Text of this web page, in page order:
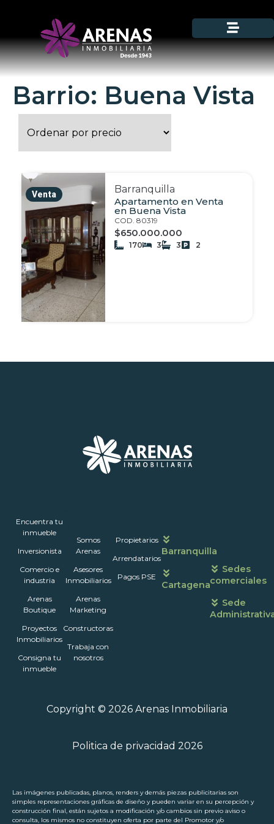
Barrio: Buena Vista
Venta
Barranquilla
Apartamento en Venta
en Buena Vista
COD. 80319
$650.000.000
170 3 3 2
Encuentra tu
inmueble
Inversionista
Comercio e
industria
Arenas
Boutique
Proyectos
Inmobiliarios
Consigna tu
inmueble
Somos
Arenas
Asesores
Inmobiliarios
Arenas
Marketing
Constructoras
Trabaja con
nosotros
Propietarios
Arrendatarios
Pagos PSE
Barranquilla
Cartagena
atención
Sedes
comerciales
Sede
Copyright © 2026 Arenas Inmobiliaria
Politica de privacidad 2026
Las imágenes publicadas, planos, renders y demás piezas publicitarias son
simples representaciones gráficas de diseño y pueden variar en su percepción y
construcción final, están sujetos a modificación y/o cambios sin previo aviso o
consulta, los mismos no constituyen oferta por parte del Promotor y/o